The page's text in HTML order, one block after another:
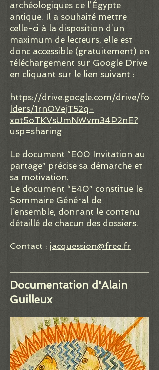
archéologiques de l’Égypte
antique. Il a souhaité mettre
celle-ci à la disposition d’un
maximum de lecteurs, elle est
donc accessible (gratuitement) en
téléchargement sur Google Drive
en cliquant sur le lien suivant :
https://drive.google.com/drive/fo
lders/1rnOVejT52q-
xot5oTKVsUmNWvm34P2nE?
usp=sharing
Le document “E00 Invitation au
partage” précise sa démarche et
sa motivation.
Le document “E40” constitue le
Sommaire Général de
l’ensemble, donnant le contenu
détaillé de chacun des dossiers.
Contact : jacquession@free.fr
Documentation d'Alain
Guilleux